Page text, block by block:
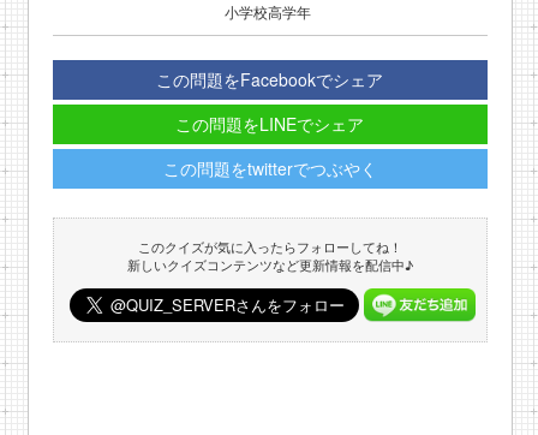
小学校高学年
この問題をFacebookでシェア
この問題をLINEでシェア
この問題をtwitterでつぶやく
このクイズが気に入ったらフォローしてね！
新しいクイズコンテンツなど更新情報を配信中♪